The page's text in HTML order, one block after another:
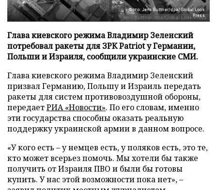
Фото: Jens Buttner/dpa/Global Look
Press
Глава киевского режима Владимир Зеленский
потребовал ракеты для ЗРК Patriot у Германии,
Польши и Израиля, сообщили украинские СМИ.
Глава киевского режима Владимир Зеленский
призвал Германию, Польшу и Израиль передать
ракеты для систем противовоздушной обороны,
передаетРИА «Новости». По его словам, именно
эти государства способны оказать реальную
поддержку украинской армии в данном вопросе.
«У кого есть – у немцев есть, у поляков есть, это те,
кто может всерьез помочь. Мы хотели бы также
получить от Израиля ПВО и были бы готовы
купить. У нас этой возможности пока нет», –